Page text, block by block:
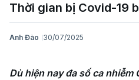
Thời gian bị Covid-19
Anh Đào 30/07/2025
Dù hiện nay đa số ca nhiễm